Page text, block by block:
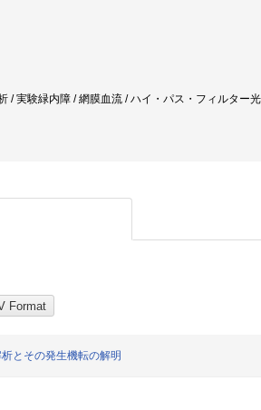
/ 実験緑内障 / 網膜血流 / ハイ・パス・フィルター
とその発生機転の解明